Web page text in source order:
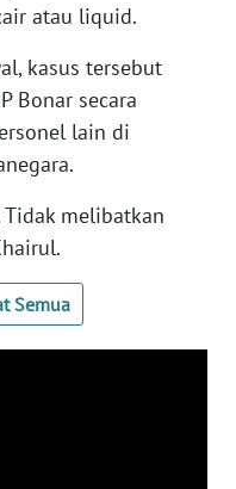
atau liquid.
kasus tersebut
Bonar secara
lain di
melibatkan
Semua